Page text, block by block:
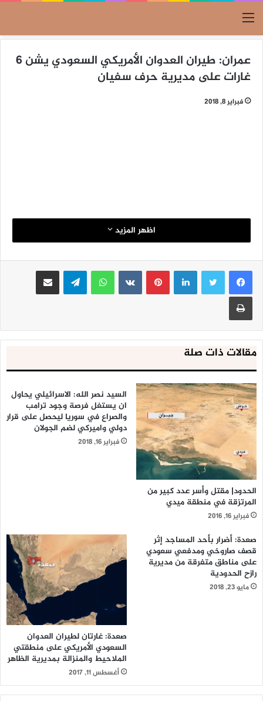
القائمة
عمران: طيران العدوان الأمريكي السعودي يشن 6
غارات على مديرية حرف سفيان
فبراير 8, 2018
اظهر المزيد
لينكدإنبينتيريست واتساب تيلقرام مشاركة عبر البريد
طباعة
مقالات ذات صلة
الحدود| مقتل وأسر عدد كبير من
المرتزقة في منطقة ميدي
فبراير 16, 2016
السيد نصر الله: الاسرائيلي يحاول
ان يستغل فرصة وجود ترامب
والصراع في سوريا ليحصل على قرار
دولي واميركي لضم الجولان
فبراير 16, 2018
صعدة: أضرار بأحد المساجد إثر
قصف صاروخي ومدفعي سعودي
على مناطق متفرقة من مديرية
رازح الحدودية
مايو 23, 2018
صعدة: غارتان لطيران العدوان
السعودي الأمريكي على منطقتي
الملاحيط والمنزالة بمديرية الظاهر
أغسطس 11, 2017